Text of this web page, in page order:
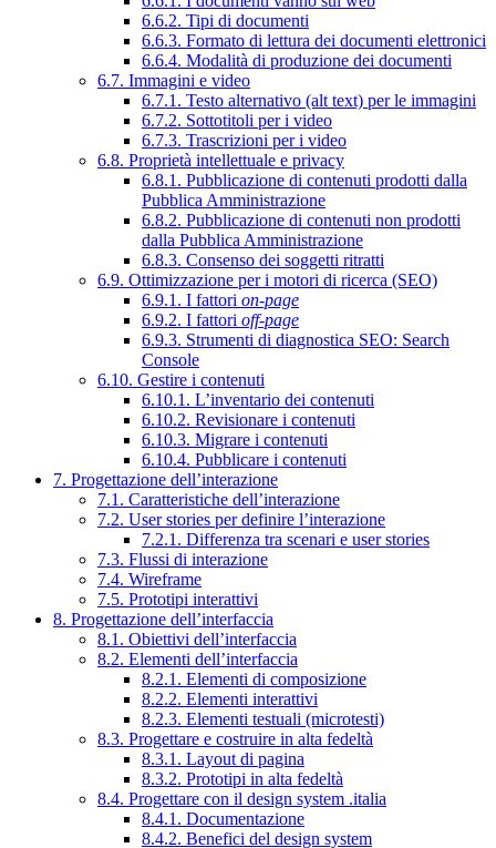
6.6.2. Tipi di documenti
6.6.3. Formato di lettura dei documenti elettronici
6.6.4. Modalità di produzione dei documenti
6.7. Immagini e video
6.7.1. Testo alternativo (alt text) per le immagini
6.7.2. Sottotitoli per i video
6.7.3. Trascrizioni per i video
6.8. Proprietà intellettuale e privacy
6.8.1. Pubblicazione di contenuti prodotti dalla
Pubblica Amministrazione
6.8.2. Pubblicazione di contenuti non prodotti
dalla Pubblica Amministrazione
6.8.3. Consenso dei soggetti ritratti
6.9. Ottimizzazione per i motori di ricerca (SEO)
6.9.1. I fattori on-page
6.9.2. I fattori off-page
6.9.3. Strumenti di diagnostica SEO: Search
Console
6.10. Gestire i contenuti
6.10.1. L’inventario dei contenuti
6.10.2. Revisionare i contenuti
6.10.3. Migrare i contenuti
6.10.4. Pubblicare i contenuti
7. Progettazione dell’interazione
7.1. Caratteristiche dell’interazione
7.2. User stories per definire l’interazione
7.2.1. Differenza tra scenari e user stories
7.3. Flussi di interazione
7.4. Wireframe
7.5. Prototipi interattivi
8. Progettazione dell’interfaccia
8.1. Obiettivi dell’interfaccia
8.2. Elementi dell’interfaccia
8.2.1. Elementi di composizione
8.2.2. Elementi interattivi
8.2.3. Elementi testuali (microtesti)
8.3. Progettare e costruire in alta fedeltà
8.3.1. Layout di pagina
8.3.2. Prototipi in alta fedeltà
8.4. Progettare con il design system .italia
8.4.1. Documentazione
8.4.2. Benefici del design system